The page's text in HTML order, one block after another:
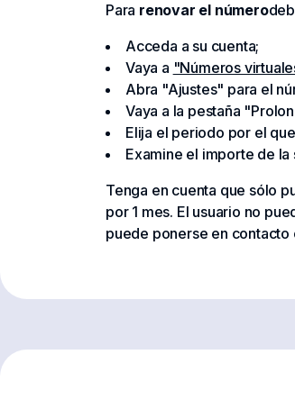
Para renovar el número
Acceda a su cuenta;
Vaya a "Números
Abra "Ajustes" para el
Vaya a la pestaña
Elija el periodo por el
Examine el importe de
Tenga en cuenta que sólo
por 1 mes. El usuario no
puede ponerse en